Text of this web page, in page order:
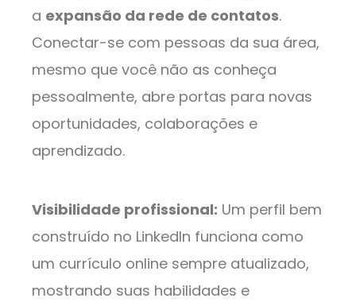
a expansão da rede de contatos.
Conectar-se com pessoas da sua área,
mesmo que você não as conheça
pessoalmente, abre portas para novas
oportunidades, colaborações e
aprendizado.
Visibilidade profissional: Um perfil bem
construído no LinkedIn funciona como
um currículo online sempre atualizado,
mostrando suas habilidades e